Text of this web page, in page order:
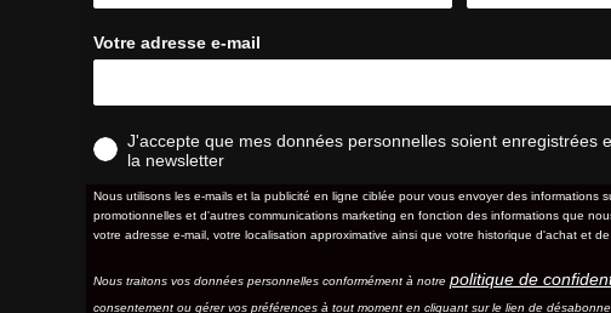
Votre adresse e-mail
J'accepte que mes données personnelles soient enregistrées
la newsletter
Nous utilisons les e-mails et la publicité en ligne ciblée pour vous envoyer des informations
promotionnelles et d'autres communications marketing en fonction des informations que
votre adresse e-mail, votre localisation approximative ainsi que votre historique d'achat et
Nous traitons vos données personnelles conformément à notre politique de
consentement ou gérer vos préférences à tout moment en cliquant sur le lien de